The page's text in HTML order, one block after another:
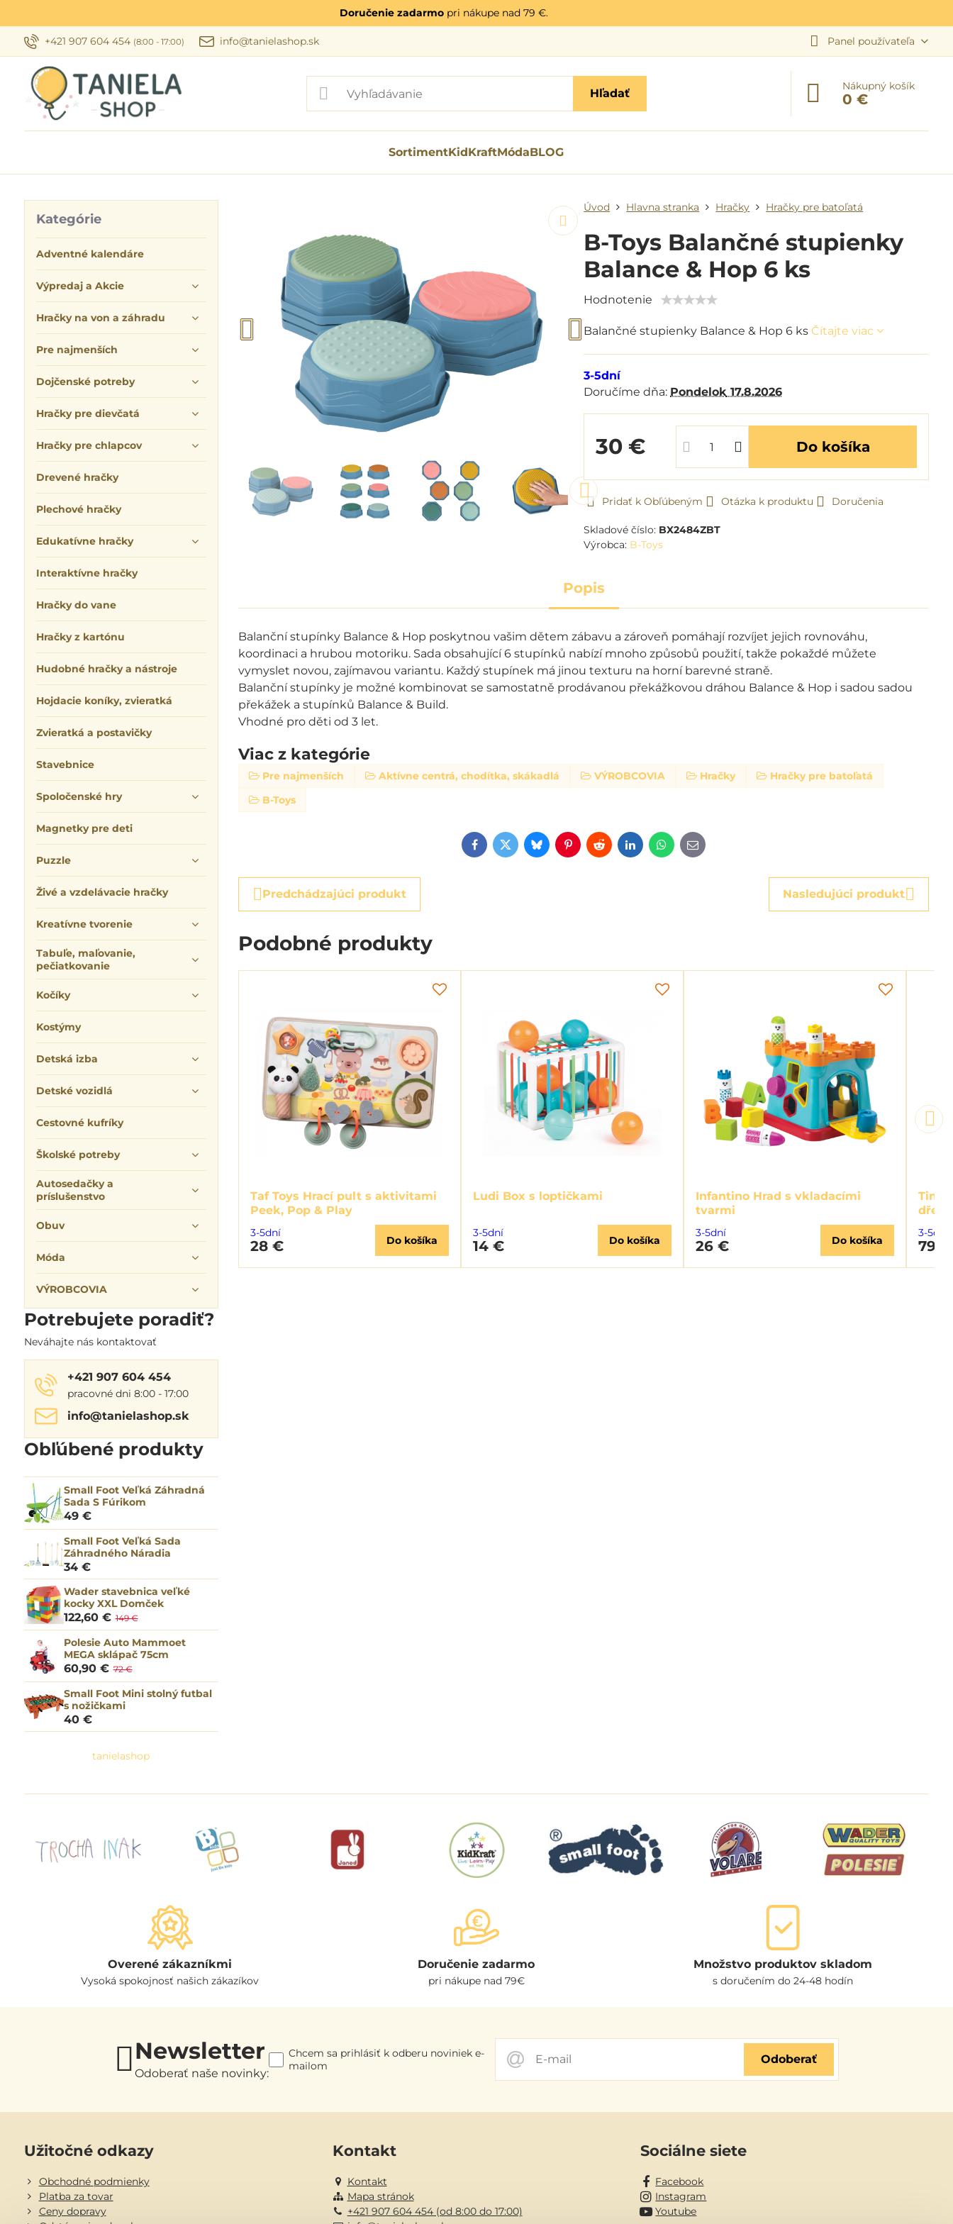
Doručenie zadarmopri nákupe nad 79 €.
+421 907 604 454 (8:00 - 17:00) info@tanielashop.sk Panel používateľa
Hľadať
Nákupný košík
0 €
SortimentKidKraftMódaBLOG
Úvod Hlavna stranka Hračky Hračky pre batoľatá
B-Toys Balančné stupienky
Balance & Hop 6 ks
Hodnotenie
Balančné stupienky Balance & Hop 6 ks Čítajte viac
3-5dní
Doručíme dňa: Pondelok 17.8.2026
30 € Do košíka
Pridať k Obľúbeným Otázka k produktu Doručenia
Skladové číslo: BX2484ZBT
Výrobca: B-Toys
Popis
Balanční stupínky Balance & Hop poskytnou vašim dětem zábavu a zároveň pomáhají rozvíjet jejich rovnováhu,
koordinaci a hrubou motoriku. Sada obsahující 6 stupínků nabízí mnoho způsobů použití, takže pokaždé můžete
vymyslet novou, zajímavou variantu. Každý stupínek má jinou texturu na horní barevné straně.
Balanční stupínky je možné kombinovat se samostatně prodávanou překážkovou dráhou Balance & Hop i sadou sadou
překážek a stupínků Balance & Build.
Vhodné pro děti od 3 let.
Viac z kategórie
Pre najmenších Aktívne centrá, chodítka, skákadlá VÝROBCOVIA Hračky
Hračky pre batoľatá
B-Toys
Facebook
TwitterBlueskyPinterest
RedditLinkedInWhatsApp
E-
mail
Predchádzajúci produkt Nasledujúci produkt
Podobné produkty
Taf Toys Hrací pult s aktivitami
Peek, Pop & Play
3-5dní
28 € Do košíka
Ludi Box s loptičkami
3-5dní
14 € Do košíka
Infantino Hrad s vkladacími
tvarmi
3-5dní
26 € Do košíka
Tiny
3-5dní
Kategórie
Adventné kalendáre
Výpredaj a Akcie
Hračky na von a záhradu
Pre najmenších
Dojčenské potreby
Hračky pre dievčatá
Hračky pre chlapcov
Drevené hračky
Plechové hračky
Edukatívne hračky
Interaktívne hračky
Hračky do vane
Hračky z kartónu
Hudobné hračky a nástroje
Hojdacie koníky, zvieratká
Zvieratká a postavičky
Stavebnice
Spoločenské hry
Magnetky pre deti
Puzzle
Živé a vzdelávacie hračky
Kreatívne tvorenie
Tabuľe, maľovanie,
pečiatkovanie
Kočíky
Kostýmy
Detská izba
Detské vozidlá
Cestovné kufríky
Školské potreby
Autosedačky a
príslušenstvo
Obuv
Móda
VÝROBCOVIA
Potrebujete poradiť?
Neváhajte nás kontaktovať
+421 907 604 454
pracovné dni 8:00 - 17:00
info​@tanielashop​.sk
Obľúbené produkty
Small Foot Veľká Záhradná
Sada S Fúrikom
49 €
Small Foot Veľká Sada
Záhradného Náradia
34 €
Wader stavebnica veľké
kocky XXL Domček
122,60 € 149 €
Polesie Auto Mammoet
MEGA sklápač 75cm
60,90 € 72 €
Small Foot Mini stolný futbal
s nožičkami
40 €
tanielashop
Overené zákazníkmi
Vysoká spokojnosť našich zákazíkov
Doručenie zadarmo
pri nákupe nad 79€
Množstvo produktov skladom
s doručením do 24-48 hodín
Newsletter
Odoberať naše novinky:
Odoberať
Chcem sa prihlásiť k odberu noviniek e-
mailom
Užitočné odkazy
Obchodné podmienky
Platba za tovar
Ceny dopravy
Kontakt
Kontakt
Mapa stránok
+421 907 604 454 (od 8:00 do 17:00)
Sociálne siete
Facebook
Instagram
Youtube